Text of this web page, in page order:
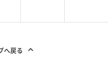
へ戻る